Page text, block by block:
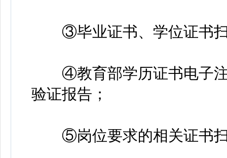
③毕业证书、学位证书扫
④教育部学历证书电子注
验证报告；
⑤岗位要求的相关证书扫